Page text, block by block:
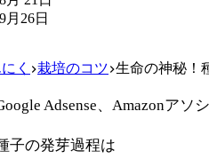
月26日
く 栽培のコツ 生命の神秘！
Adsense、Amazonアソ
子の発芽過程は